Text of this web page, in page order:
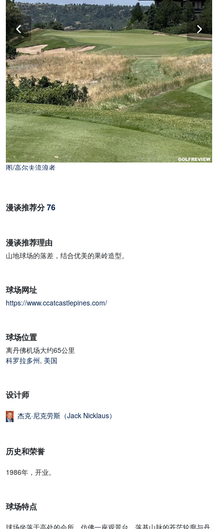
图/高尔夫流浪者
漫谈推荐分76
漫谈推荐理由
山地球场的落差，结合优美的果岭造型。
球场网址
https://www.ccatcastlepines.com/
球场位置
离丹佛机场大约65公里
科罗拉多州, 美国
设计师
杰克·尼克劳斯（Jack Nicklaus）
历史和荣誉
1986年，开业。
球场特点